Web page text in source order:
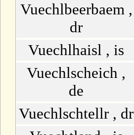
Vuechlbeerbaem ,
dr
Vuechlhaisl , is
Vuechlscheich ,
de
Vuechlschtellr , dr